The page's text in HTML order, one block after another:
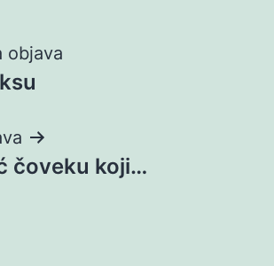
objava
čoveku koji…